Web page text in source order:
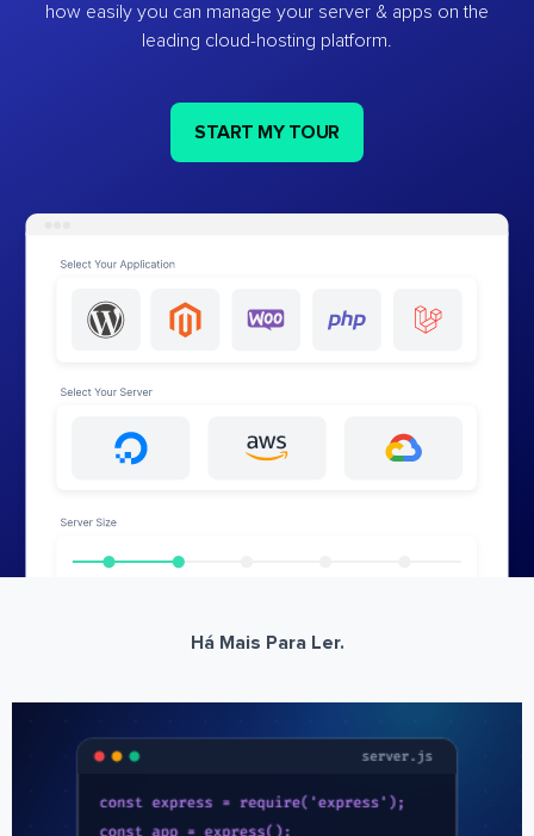
how easily you can manage your server & apps on the
leading cloud-hosting platform.
START MY TOUR
Há Mais Para Ler.